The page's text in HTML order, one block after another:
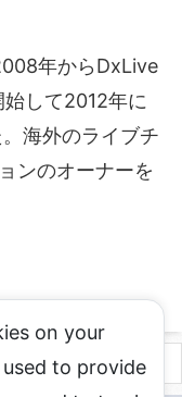
年からDxLive
して2012年に
海外のライブチ
ンのオーナーを
on your
to provide